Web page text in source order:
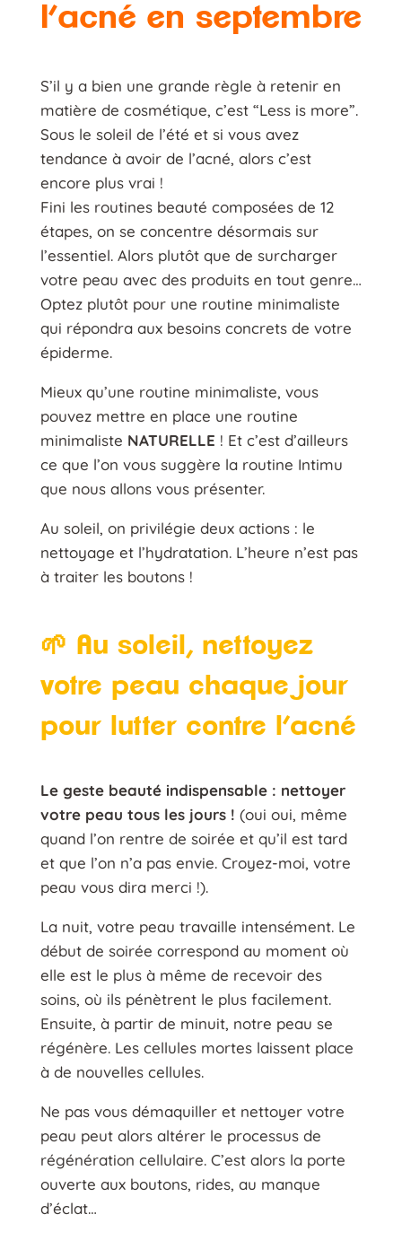
l’acné en septembre
S’il y a bien une grande règle à retenir en
matière de cosmétique, c’est “Less is more”.
Sous le soleil de l’été et si vous avez
tendance à avoir de l’acné, alors c’est
encore plus vrai !
Fini les routines beauté composées de 12
étapes, on se concentre désormais sur
l’essentiel. Alors plutôt que de surcharger
votre peau avec des produits en tout genre…
Optez plutôt pour une routine minimaliste
qui répondra aux besoins concrets de votre
épiderme.
Mieux qu’une routine minimaliste, vous
pouvez mettre en place une routine
minimaliste NATURELLE ! Et c’est d’ailleurs
ce que l’on vous suggère la routine Intimu
que nous allons vous présenter.
Au soleil, on privilégie deux actions : le
nettoyage et l’hydratation. L’heure n’est pas
à traiter les boutons !
🌱 Au soleil, nettoyez
votre peau chaque jour
pour lutter contre l’acné
Le geste beauté indispensable : nettoyer
votre peau tous les jours ! (oui oui, même
quand l’on rentre de soirée et qu’il est tard
et que l’on n’a pas envie. Croyez-moi, votre
peau vous dira merci !).
La nuit, votre peau travaille intensément. Le
début de soirée correspond au moment où
elle est le plus à même de recevoir des
soins, où ils pénètrent le plus facilement.
Ensuite, à partir de minuit, notre peau se
régénère. Les cellules mortes laissent place
à de nouvelles cellules.
Ne pas vous démaquiller et nettoyer votre
peau peut alors altérer le processus de
régénération cellulaire. C’est alors la porte
ouverte aux boutons, rides, au manque
d’éclat…